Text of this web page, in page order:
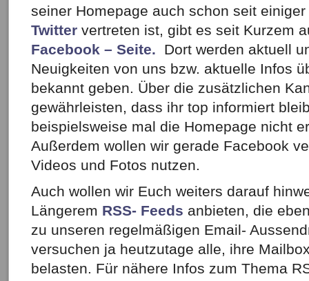
seiner Homepage auch schon seit
Twitter vertreten ist, gibt es seit Kurzem
Facebook – Seite.
Dort werden aktuell
Neuigkeiten von uns bzw. aktuelle Infos
bekannt geben. Über die zusätzlichen
gewährleisten, dass ihr top informiert
beispielsweise mal die Homepage nicht
Außerdem wollen wir gerade Facebook
Videos und Fotos nutzen.
Auch wollen wir Euch weiters darauf
Längerem RSS- Feeds anbieten, die
zu unseren regelmäßigen Email-
versuchen ja heutzutage alle, ihre
belasten. Für nähere Infos zum Thema